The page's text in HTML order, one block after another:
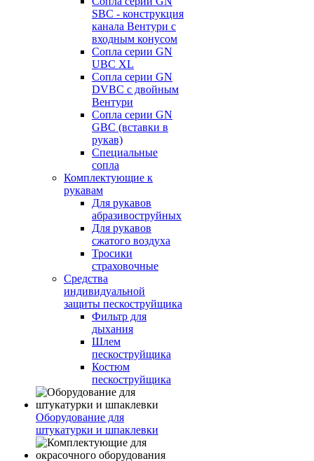
SBC - конструкция
канала Вентури c
входным конусом
Сопла серии GN
UBC XL
Сопла серии GN
DVBC с двойным
Вентури
Сопла серии GN
GBC (вставки в
рукав)
Специальные
сопла
Комплектующие к
рукавам
Для рукавов
абразивоструйных
Для рукавов
сжатого воздуха
Тросики
страховочные
Средства
индивидуальной
защиты пескоструйщика
Фильтр для
дыхания
Шлем
пескоструйщика
Костюм
пескоструйщика
Оборудование для
штукатурки и шпаклевки